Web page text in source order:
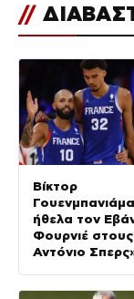
//
Βίκτορ
ήθελα τον
Φουρνιέ
Αντόνιο